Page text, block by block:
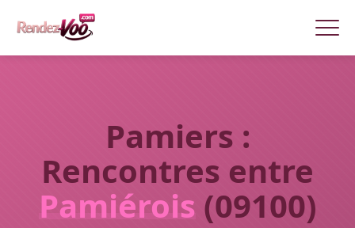
Pamiers :
Rencontres entre
Pamiérois (09100)